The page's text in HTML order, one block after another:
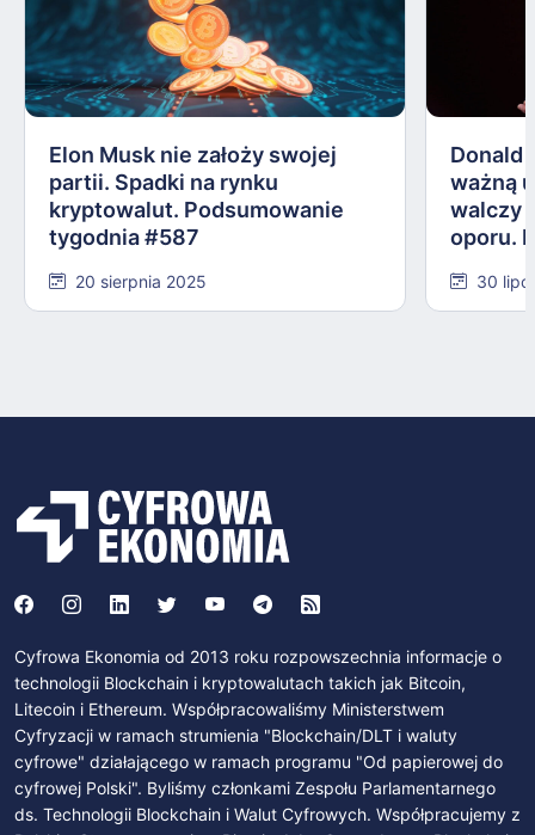
Elon Musk nie założy swojej
partii. Spadki na rynku
kryptowalut. Podsumowanie
tygodnia #587
20 sierpnia 2025
Donald
ważną
walczy
oporu.
30
Cyfrowa Ekonomia od 2013 roku rozpowszechnia informacje o
technologii Blockchain i kryptowalutach takich jak Bitcoin,
Litecoin i Ethereum. Współpracowaliśmy Ministerstwem
Cyfryzacji w ramach strumienia "Blockchain/DLT i waluty
cyfrowe" działającego w ramach programu "Od papierowej do
cyfrowej Polski". Byliśmy członkami Zespołu Parlamentarnego
ds. Technologii Blockchain i Walut Cyfrowych. Współpracujemy z